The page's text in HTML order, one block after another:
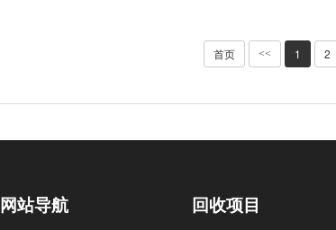
首页 << 1 2
网站导航 回收项目